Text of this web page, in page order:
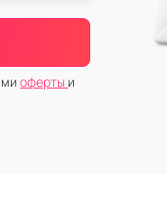
оферты и